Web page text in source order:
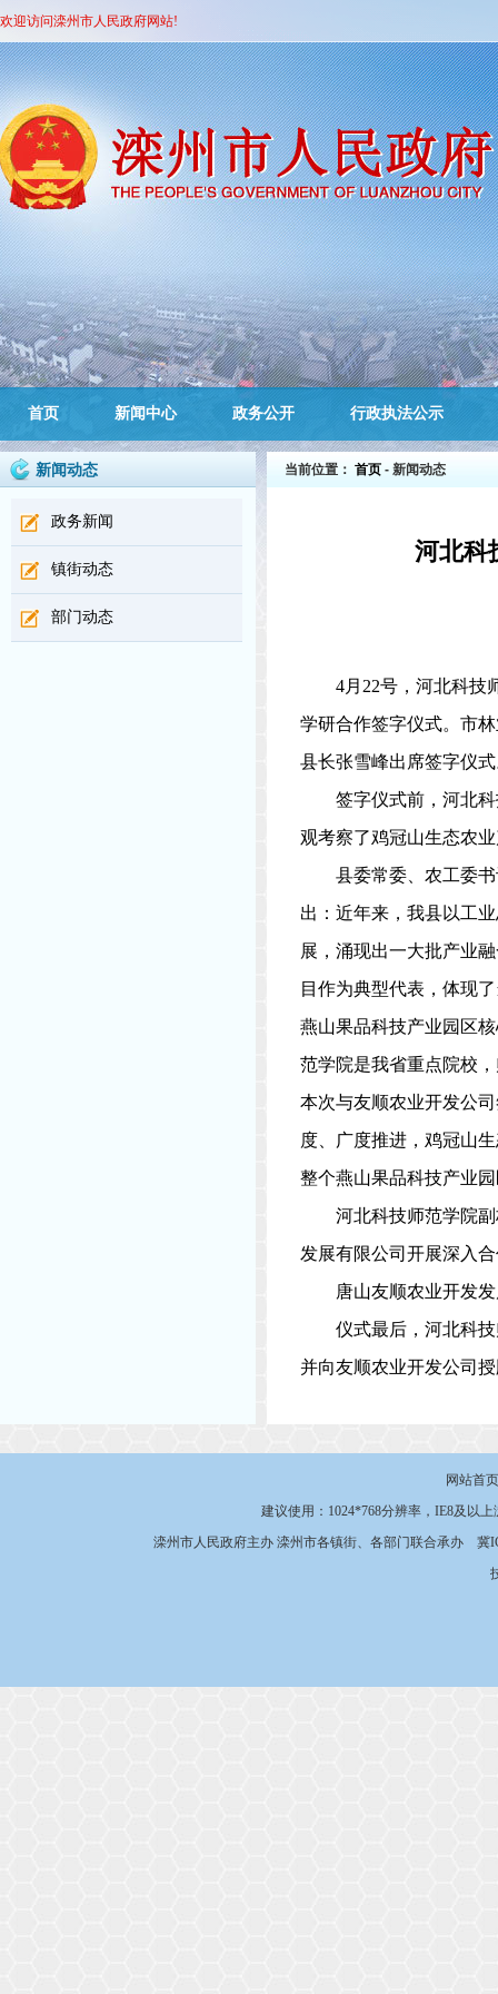
欢迎访问滦州市人民政府网站!
首页 新闻中心 政务公开 行政执法公示
新闻动态
政务新闻
镇街动态
部门动态
当前位置： 首页 - 新闻动态
河北科
4月 22号，河北科技
学研合作签字仪式。市
县长张雪峰出席签字仪
签字仪式前，河北
观考察了鸡冠山生态农
县委常委、农工委
出：近年来，我县以工
展，涌现出一大批产业
目作为典型代表，体现
燕山果品科技产业园区
范学院是我省重点院校
本次与友顺农业开发公
度、广度推进，鸡冠山
整个燕山果品科技产业
河北科技师范学院
发展有限公司开展深入
唐山友顺农业开发
仪式最后，河北科
并向友顺农业开发公司
网站首页
建议使用：1024*768分辨率，IE8及以
滦州市人民政府主办 滦州市各镇街、各部门联合承办 冀